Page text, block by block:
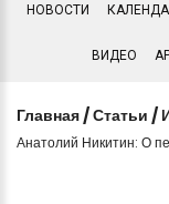
НОВОСТИ
ВИДЕО
Главная /Статьи /
Анатолий Никитин: О